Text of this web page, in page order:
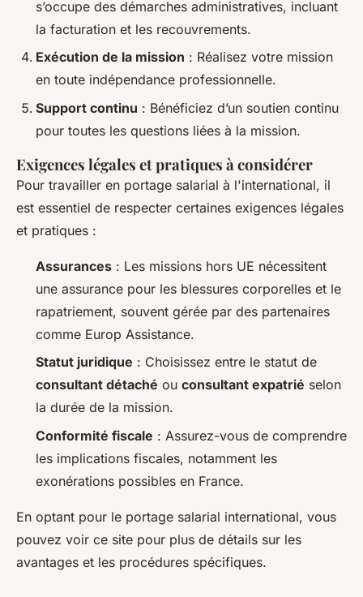
s’occupe des démarches administratives, incluant
la facturation et les recouvrements.
Exécution de la mission : Réalisez votre mission
en toute indépendance professionnelle.
Support continu : Bénéficiez d’un soutien continu
pour toutes les questions liées à la mission.
Exigences légales et pratiques à considérer
Pour travailler en portage salarial à l'international, il
est essentiel de respecter certaines exigences légales
et pratiques :
Assurances : Les missions hors UE nécessitent
une assurance pour les blessures corporelles et le
rapatriement, souvent gérée par des partenaires
comme Europ Assistance.
Statut juridique : Choisissez entre le statut de
consultant détaché ou consultant expatrié selon
la durée de la mission.
Conformité fiscale : Assurez-vous de comprendre
les implications fiscales, notamment les
exonérations possibles en France.
En optant pour le portage salarial international, vous
pouvez voir ce site pour plus de détails sur les
avantages et les procédures spécifiques.